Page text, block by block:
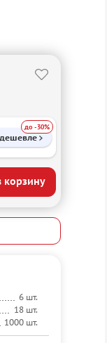
до -30%
корзину
6 шт.
18 шт.
1000 шт.